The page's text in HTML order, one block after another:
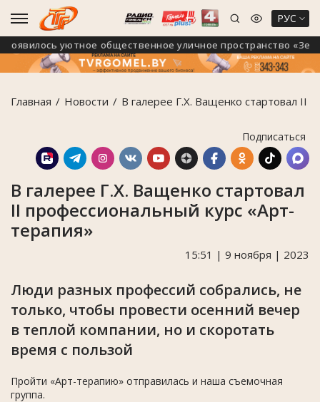
РУС
уютное общественное уличное пространство
Главная Новости В галерее Г.Х. Ващенко стартовал II
Подписаться
В галерее Г.Х. Ващенко стартовал
II профессиональный курс «Арт-
терапия»
15:51 | 9 ноября | 2023
Люди разных профессий собрались, не
только, чтобы провести осенний вечер
в теплой компании, но и скоротать
время с пользой
Пройти «Арт-терапию» отправилась и наша съемочная
группа.